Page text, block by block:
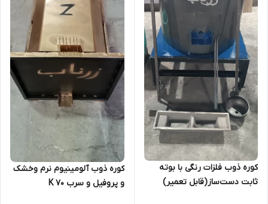
کوره ذوب فلزات رنگی با بوته
ثابت دست‌ساز(قابل تعمیر)
کوره ذوب آلومینیوم نرم وخشک
و پروفیل و سرب 70 K